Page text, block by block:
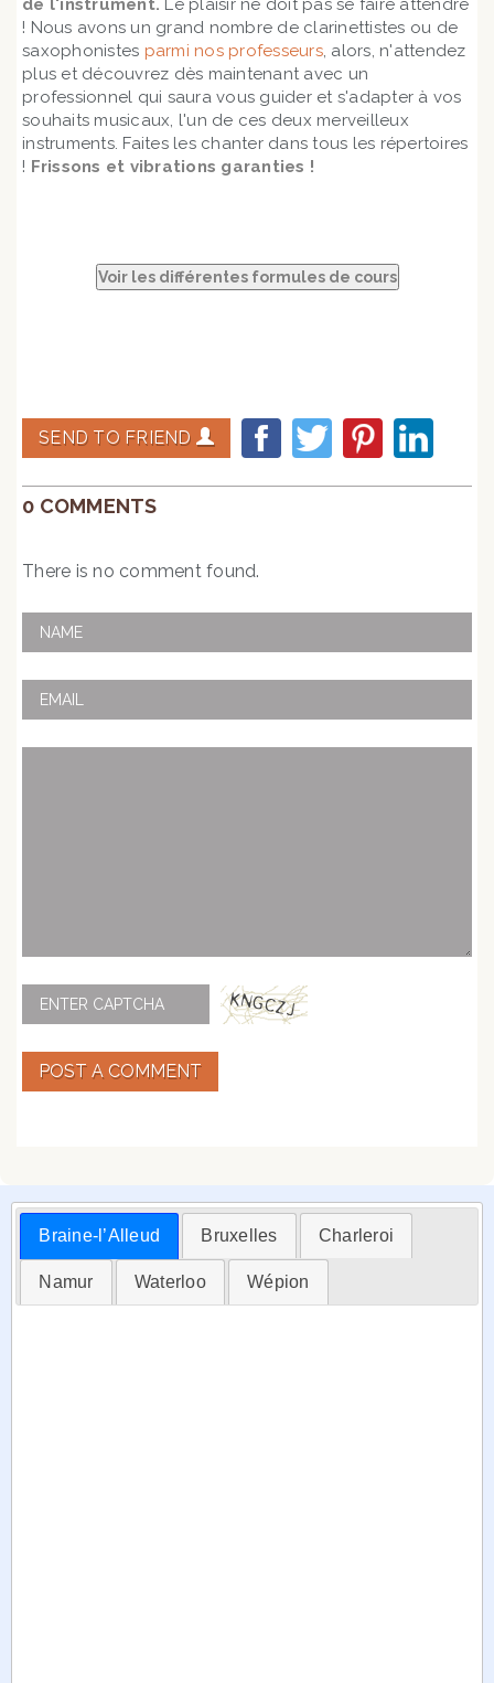
de l'instrument. Le plaisir ne doit pas se faire attendre
! Nous avons un grand nombre de clarinettistes ou de
saxophonistes parmi nos professeurs, alors, n'attendez
plus et découvrez dès maintenant avec un
professionnel qui saura vous guider et s'adapter à vos
souhaits musicaux, l'un de ces deux merveilleux
instruments. Faites les chanter dans tous les répertoires
! Frissons et vibrations garanties !
SEND TO FRIEND
0 COMMENTS
There is no comment found.
POST A COMMENT
Braine-l’Alleud Bruxelles Charleroi
Namur Waterloo Wépion